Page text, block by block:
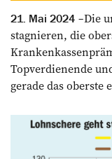
21. Mai 2024
Die
stagnieren, die
Topverdienende
gerade das oberste